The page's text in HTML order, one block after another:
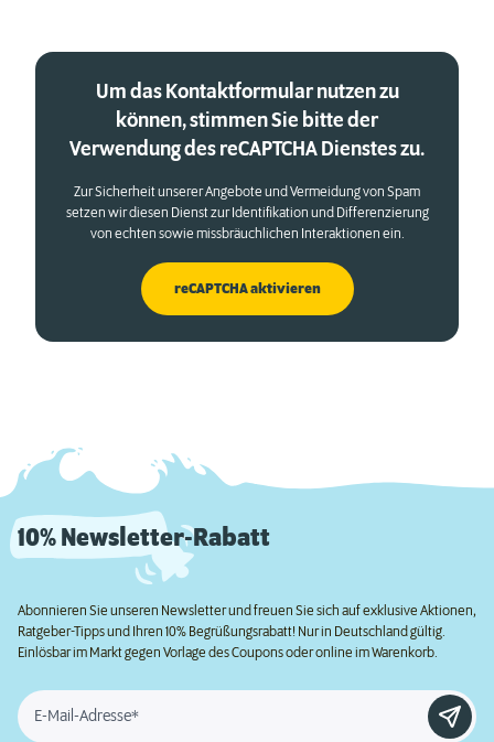
Um das Kontaktformular nutzen zu
können, stimmen Sie bitte der
Verwendung des reCAPTCHA Dienstes zu.
Zur Sicherheit unserer Angebote und Vermeidung von Spam
setzen wir diesen Dienst zur Identifikation und Differenzierung
von echten sowie missbräuchlichen Interaktionen ein.
reCAPTCHA aktivieren
10% Newsletter-Rabatt
Abonnieren Sie unseren Newsletter und freuen Sie sich auf exklusive Aktionen,
Ratgeber-Tipps und Ihren 10% Begrüßungsrabatt! Nur in Deutschland gültig.
Einlösbar im Markt gegen Vorlage des Coupons oder online im Warenkorb.
E-Mail-Adresse*